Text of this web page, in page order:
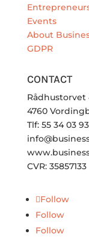
Events
About
GDPR
CONTACT
Rådhustorvet
4760
Tlf: 55 34 03 93
CVR: 35857133
Follow
Follow
Follow